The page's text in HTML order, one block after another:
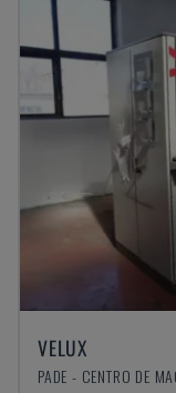
VELUX
PADE - CENTRO DE